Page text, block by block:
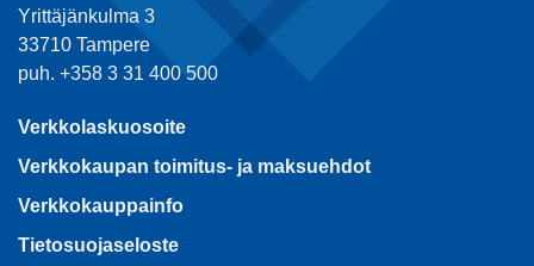
Yrittäjänkulma 3
33710 Tampere
puh. +358 3 31 400 500
Verkkolaskuosoite
Verkkokaupan toimitus- ja maksuehdot
Verkkokauppainfo
Tietosuojaseloste